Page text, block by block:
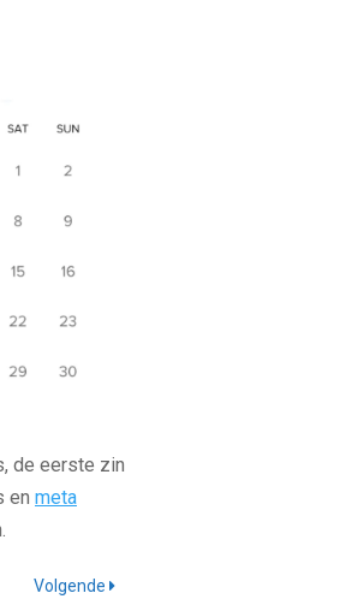
de eerste zin
en meta
Volgende